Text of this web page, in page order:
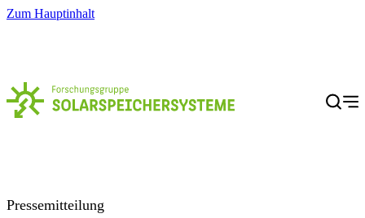
Zum Hauptinhalt
Menü
Pressemitteilung